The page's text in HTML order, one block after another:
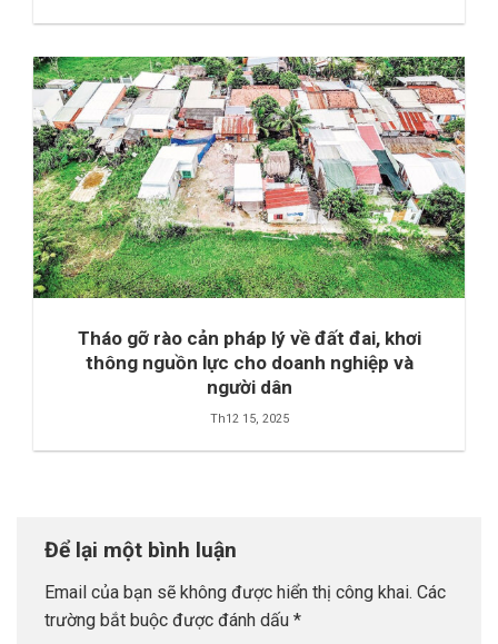
Tháo gỡ rào cản pháp lý về đất đai, khơi
thông nguồn lực cho doanh nghiệp và
người dân
Th12 15, 2025
Để lại một bình luận
Email của bạn sẽ không được hiển thị công khai. Các
trường bắt buộc được đánh dấu *